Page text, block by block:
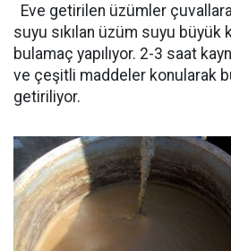
Eve getirilen üzümler
suyu sıkılan üzüm suyu büyük
bulamaç yapılıyor. 2-3 saat
ve çeşitli maddeler konularak
getiriliyor.